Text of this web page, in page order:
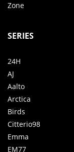
Zone
SERIES
24H
AJ
Aalto
Arctica
Birds
Citterio98
Emma
EM77